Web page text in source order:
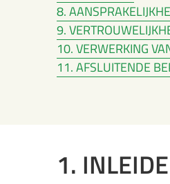
8.
9.
10. VERWERKING
11. AFSLUITENDE
1.